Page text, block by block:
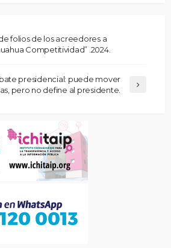
folios de los acreedores a
Competitividad” .2024.
presidencial: puede mover
pero no define al presidente.